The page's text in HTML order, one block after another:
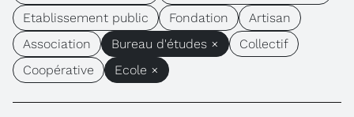
Etablissement public
Fondation
Artisan
Association
Bureau d'études ×
Collectif
Coopérative
Ecole ×